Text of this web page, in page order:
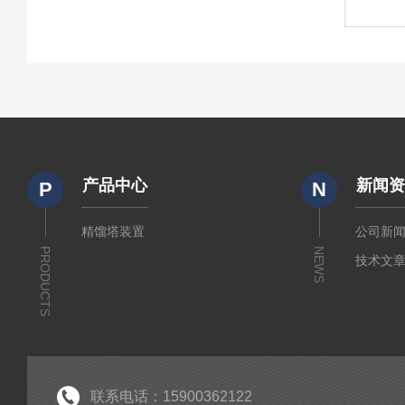
P
PRODUCTS
产品中心
精馏塔装置
N
NEWS
新闻
公司新
技术文
联系电话：15900362122